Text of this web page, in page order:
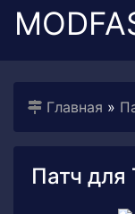
Главная »
Патч для